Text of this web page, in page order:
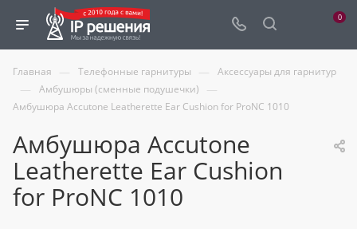
0
Главная — Телефонные гарнитуры — Аксессуары для гарнитур
— Амбушюры (сменные подушечки) —
Амбушюра Accutone Leatherette Ear Cushion for ProNC 1010
Амбушюра Accutone
Leatherette Ear Cushion
for ProNC 1010